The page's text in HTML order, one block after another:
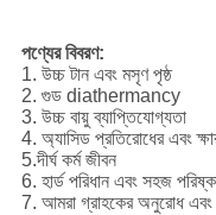
পণ্যের বিবরণ:
1. উচ্চ টান এবং মসৃণ পৃষ্ঠ
2. গুড diathermancy
3. উচ্চ বায়ু ব্যাপ্তিযোগ্যতা
4. অ্যাসিড প্রতিরোধের এবং
5.দীর্ঘ কর্ম জীবন
6. হার্ড পরিধান এবং সহজ
7. আমরা গ্রাহকের অনুরোধ এবং